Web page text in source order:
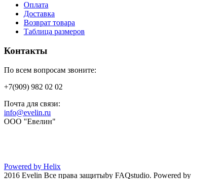
Оплата
Доставка
Возврат товара
Таблица размеров
Контакты
По всем вопросам звоните:
+7(909) 982 02 02
Почта для связи:
info@evelin.ru
ООО "Евелин"
Powered by Helix
2016 Evelin Все права защитыby FAQstudio. Powered by